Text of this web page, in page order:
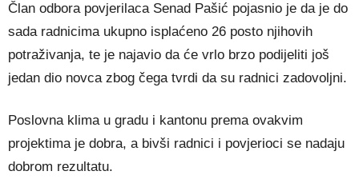
Član odbora povjerilaca Senad Pašić pojasnio je da je do
sada radnicima ukupno isplaćeno 26 posto njihovih
potraživanja, te je najavio da će vrlo brzo podijeliti još
jedan dio novca zbog čega tvrdi da su radnici zadovoljni.
Poslovna klima u gradu i kantonu prema ovakvim
projektima je dobra, a bivši radnici i povjerioci se nadaju
dobrom rezultatu.